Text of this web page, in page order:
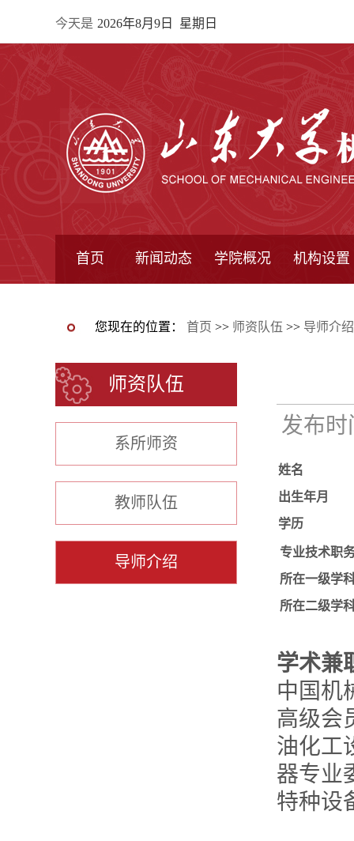
今天是 2026年8月9日 星期日
首页 新闻动态 学院概况 机构设置
您现在的位置： 首页 >> 师资队伍 >> 导师介绍
师资队伍
系所师资
教师队伍
导师介绍
发布
姓名
出生年月
学历
专业技术职
所在一级学
所在二级学
学术兼
中国机
高级会
油化工
器专业
特种设